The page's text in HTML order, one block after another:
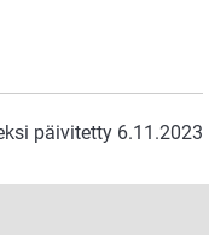
päivitetty 6.11.2023